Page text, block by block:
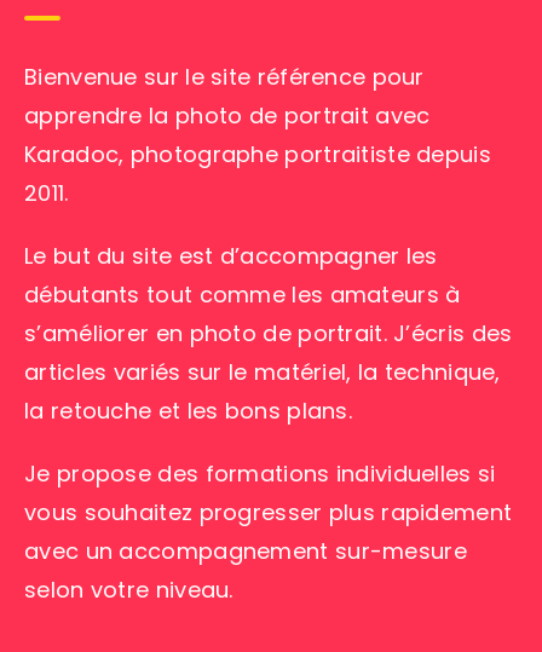
Bienvenue sur le site référence pour
apprendre la photo de portrait avec
Karadoc, photographe portraitiste depuis
2011.
Le but du site est d’accompagner les
débutants tout comme les amateurs à
s’améliorer en photo de portrait. J’écris des
articles variés sur le matériel, la technique,
la retouche et les bons plans.
Je propose des formations individuelles si
vous souhaitez progresser plus rapidement
avec un accompagnement sur-mesure
selon votre niveau.